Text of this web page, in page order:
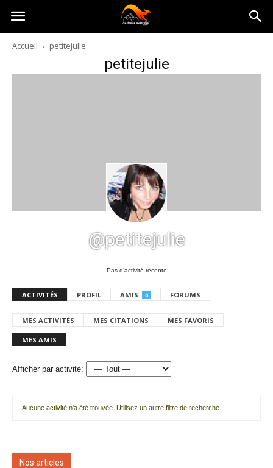
Australia-
australie.com
Accueil petitejulie
petitejulie
@petitejulie
Pas d’activité récente
ACTIVITÉS PROFIL AMIS 0 FORUMS
MES ACTIVITÉS MES CITATIONS MES FAVORIS
MES AMIS
Afficher par activité:
Aucune activité n'a été trouvée. Utilisez un autre filtre de recherche.
Nos articles